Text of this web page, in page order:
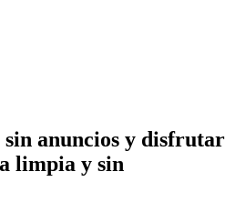
sin anuncios y disfrutar
limpia y sin